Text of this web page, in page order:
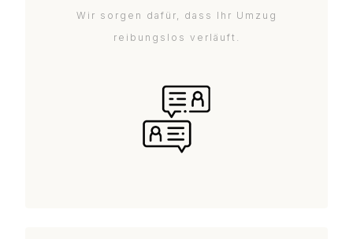
Wir sorgen dafür, dass Ihr Umzug
reibungslos verläuft.